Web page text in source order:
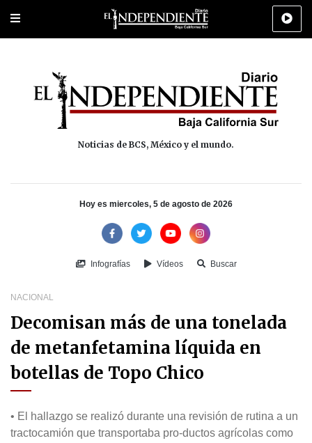
Portada Los Cabos Policiaca Deportes Cultura
Noticias de BCS, México y el mundo.
Hoy es miercoles, 5 de agosto de 2026
Infografías Vídeos Buscar
NACIONAL
Decomisan más de una tonelada
de metanfetamina líquida en
botellas de Topo Chico
• El hallazgo se realizó durante una revisión de rutina a un
tractocamión que transportaba pro-ductos agrícolas como